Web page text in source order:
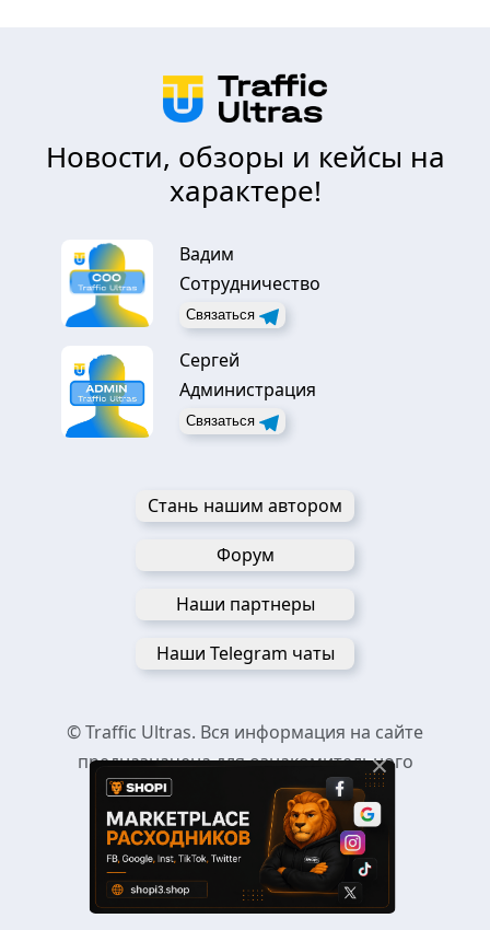
Новости, обзоры и кейсы на
характере!
Вадим
Сотрудничество
Связаться
Сергей
Администрация
Связаться
Стань нашим автором
Форум
Наши партнеры
Наши Telegram чаты
© Traffic Ultras. Вся информация на сайте
предназначена для ознакомительного
пользования.
×